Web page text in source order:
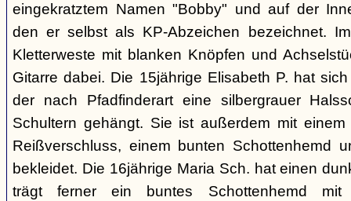
eingekratztem Namen "Bobby" und auf der
den er selbst als KP-Abzeichen bezeichnet.
Kletterweste mit blanken Knöpfen und
Gitarre dabei. Die 15jährige Elisabeth P. hat
der nach Pfadfinderart eine silbergrauer
Schultern gehängt. Sie ist außerdem mit
Reißverschluss, einem bunten Schottenhemd
bekleidet. Die 16jährige Maria Sch. hat einen
trägt ferner ein buntes Schottenhemd